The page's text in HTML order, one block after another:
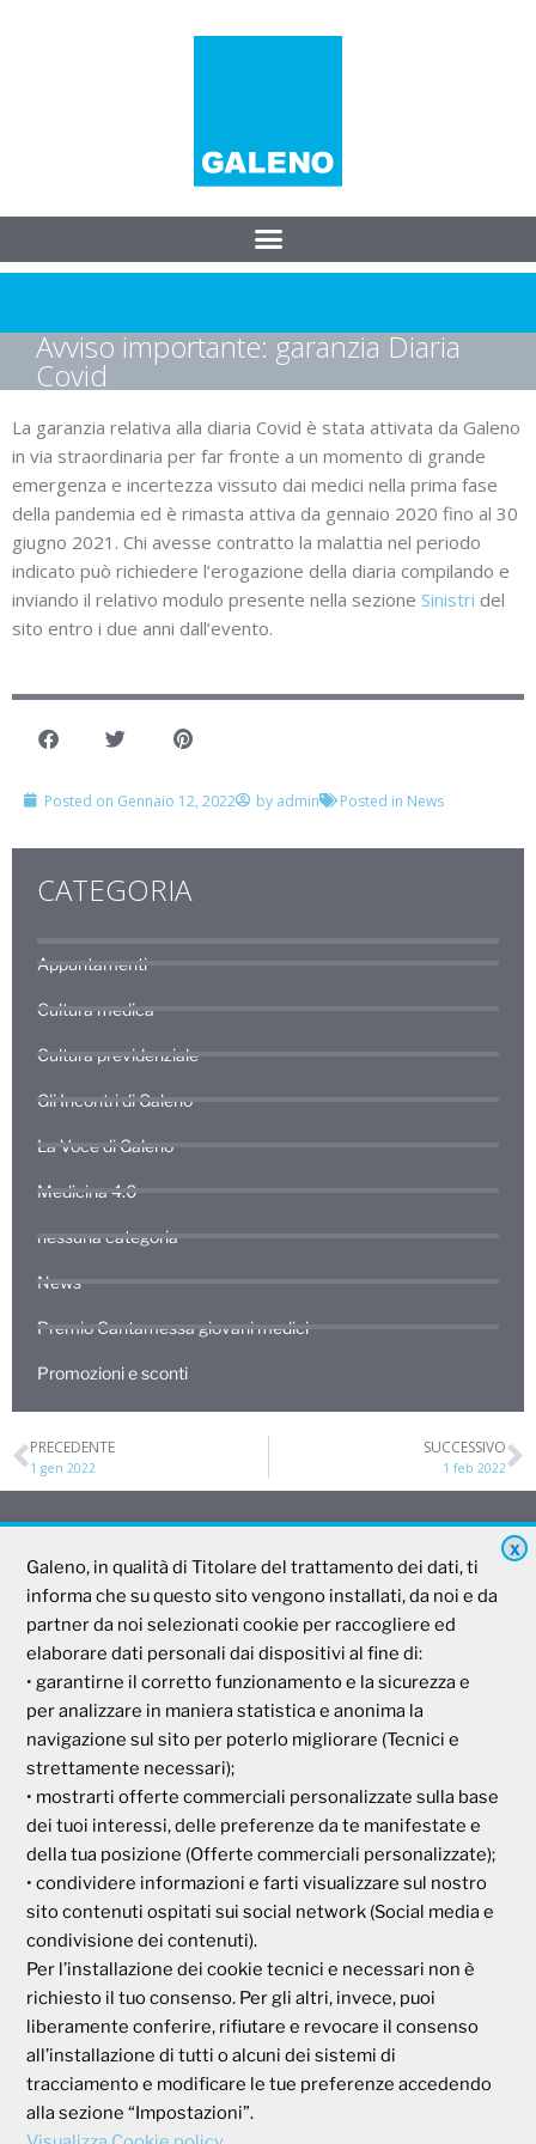
Avviso importante: garanzia Diaria
Covid
La garanzia relativa alla diaria Covid è stata attivata da Galeno
in via straordinaria per far fronte a un momento di grande
emergenza e incertezza vissuto dai medici nella prima fase
della pandemia ed è rimasta attiva da gennaio 2020 fino al 30
giugno 2021. Chi avesse contratto la malattia nel periodo
indicato può richiedere l’erogazione della diaria compilando e
inviando il relativo modulo presente nella sezione Sinistri del
sito entro i due anni dall’evento.
Posted on Gennaio 12, 2022 by admin Posted in News
CATEGORIA
Appuntamenti
Cultura medica
Cultura previdenziale
Gli Incontri di Galeno
La Voce di Galeno
Medicina 4.0
nessuna categoria
News
Premio Cantamessa giovani medici
Promozioni e sconti
PRECEDENTE
1 gen 2022
SUCCESSIVO
1 feb 2022
Galeno
Società Mutua Cooperativa
Via Parigi, 11
00185 Roma
P.I e C.F. 04273791006
Tel. 800 99 93 83
Fax 06 44 24 87 05
e-mail:backoffice@cassagaleno.it
Informativa sul trattamento dei dati
Informativa sull’uso dei cookie
X
Galeno, in qualità di Titolare del trattamento dei dati, ti
informa che su questo sito vengono installati, da noi e da
partner da noi selezionati cookie per raccogliere ed
elaborare dati personali dai dispositivi al fine di:
• garantirne il corretto funzionamento e la sicurezza e
per analizzare in maniera statistica e anonima la
navigazione sul sito per poterlo migliorare (Tecnici e
strettamente necessari);
• mostrarti offerte commerciali personalizzate sulla base
dei tuoi interessi, delle preferenze da te manifestate e
della tua posizione (Offerte commerciali personalizzate);
• condividere informazioni e farti visualizzare sul nostro
sito contenuti ospitati sui social network (Social media e
condivisione dei contenuti).
Per l’installazione dei cookie tecnici e necessari non è
richiesto il tuo consenso. Per gli altri, invece, puoi
liberamente conferire, rifiutare e revocare il consenso
all’installazione di tutti o alcuni dei sistemi di
tracciamento e modificare le tue preferenze accedendo
alla sezione “Impostazioni”.